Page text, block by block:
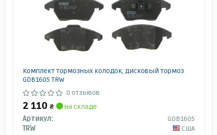
Комплект тормозных колодок, дисковый тормоз
GDB1605 TRW
0 отзывов
2 110 ₴
на складе
Артикул:
GDB1605
TRW
США